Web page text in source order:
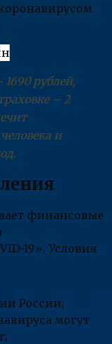
рублей,
– 2
и
финансовые
19». Условия
России;
могут